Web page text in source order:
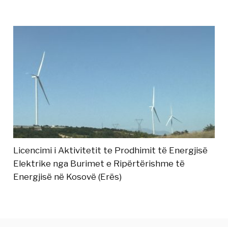
Licencimi i Aktivitetit te Prodhimit të Energjisë
Elektrike nga Burimet e Ripërtërishme të
Energjisë në Kosovë (Erës)